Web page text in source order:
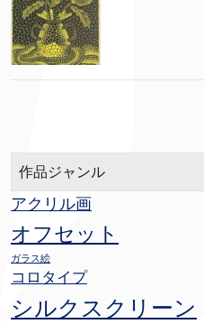
作品ジャンル
アクリル画
オフセット
ガラス絵
コロタイプ
シルクスクリーン